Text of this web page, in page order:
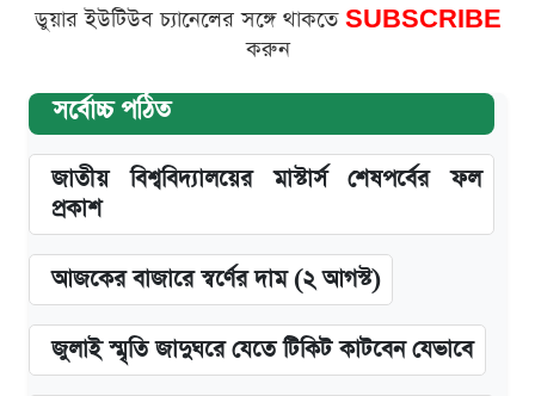
ডুয়ার ইউটিউব চ্যানেলের সঙ্গে থাকতে SUBSCRIBE
করুন
সর্বোচ্চ পঠিত
জাতীয় বিশ্ববিদ্যালয়ের মাস্টার্স শেষপর্বের ফল
প্রকাশ
আজকের বাজারে স্বর্ণের দাম (২ আগস্ট)
জুলাই স্মৃতি জাদুঘরে যেতে টিকিট কাটবেন যেভাবে